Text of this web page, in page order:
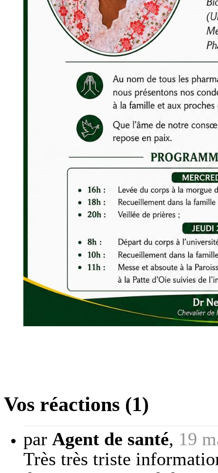
Vos réactions (1)
par Agent de santé, 19
Très très triste